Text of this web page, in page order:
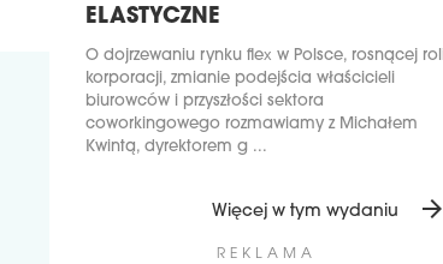
ELASTYCZNE
O dojrzewaniu rynku flex w Polsce, rosnącej roli
korporacji, zmianie podejścia właścicieli
biurowców i przyszłości sektora
coworkingowego rozmawiamy z Michałem
Kwintą, dyrektorem g ...
Więcej w tym wydaniu arrow_forward
REKLAMA